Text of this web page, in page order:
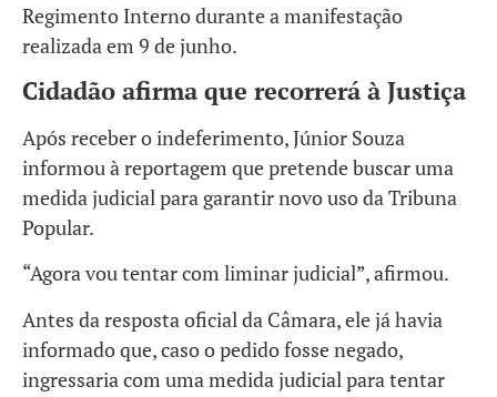
Regimento Interno durante a manifestação
realizada em 9 de junho.
Cidadão afirma que recorrerá à Justiça
Após receber o indeferimento, Júnior Souza
informou à reportagem que pretende buscar uma
medida judicial para garantir novo uso da Tribuna
Popular.
“Agora vou tentar com liminar judicial”, afirmou.
Antes da resposta oficial da Câmara, ele já havia
informado que, caso o pedido fosse negado,
ingressaria com uma medida judicial para tentar